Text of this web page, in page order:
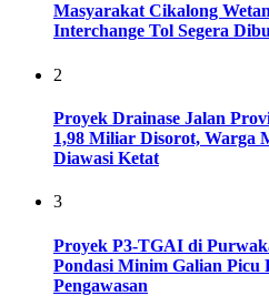
Masyarakat Cikalong
Interchange Tol Segera
2
Proyek Drainase Jalan
1,98 Miliar Disorot, Warga
Diawasi Ketat
3
Proyek P3-TGAI di
Pondasi Minim Galian Picu
Pengawasan